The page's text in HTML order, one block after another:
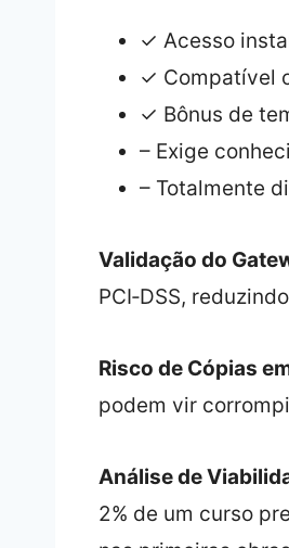
✓ Acesso
✓ Compatível
✓ Bônus de
– Exige
– Totalmente
Validação do
PCI‑DSS,
Risco de Cópias
podem vir
Análise de
2% de um curso